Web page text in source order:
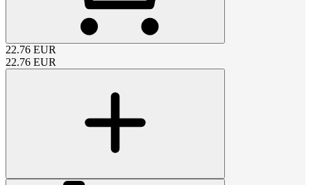
22.76 EUR
22.76 EUR